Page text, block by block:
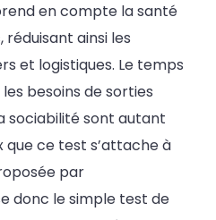
en compte la santé
réduisant ainsi les
et logistiques. Le temps
besoins de sorties
sociabilité sont autant
que ce test s’attache à
par
donc le simple test de